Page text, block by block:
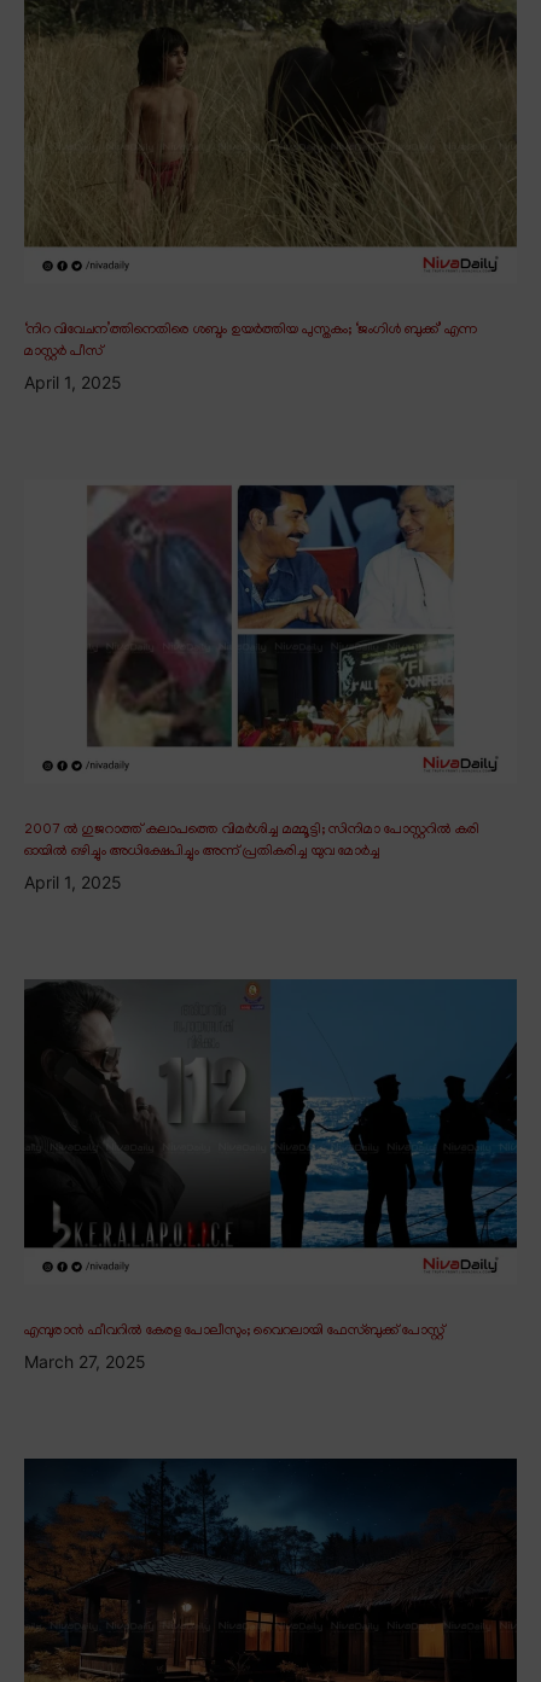
‘നിറ വിവേചന’ത്തിനെതിരെ ശബ്ദം ഉയർത്തിയ പുസ്തകം; ‘ജംഗിൾ ബുക്ക്’ എന്ന
മാസ്റ്റർ പീസ്
April 1, 2025
2007 ൽ ഗുജറാത്ത് കലാപത്തെ വിമർശിച്ച മമ്മൂട്ടി; സിനിമാ പോസ്റ്ററിൽ കരി
ഓയിൽ ഒഴിച്ചും അധിക്ഷേപിച്ചും അന്ന് പ്രതികരിച്ച യുവ മോർച്ച
April 1, 2025
എമ്പുരാൻ ഫീവറിൽ കേരള പോലീസും; വൈറലായി ഫേസ്ബുക്ക് പോസ്റ്റ്
March 27, 2025